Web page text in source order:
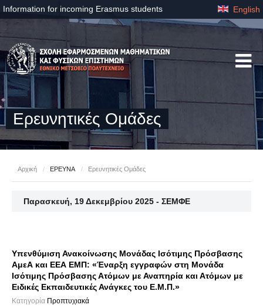
Information for incoming Erasmus students English
Ερευνητικές Ομάδες
Αρχική / ΕΡΕΥΝΑ / Ερευνητικές Ομάδες
Παρασκευή, 19 Δεκεμβρίου 2025 - ΣΕΜΦΕ
Υπενθύμιση Ανακοίνωσης Μονάδας Ισότιμης Πρόσβασης
ΑμεΑ και ΕΕΑ ΕΜΠ: «Έναρξη εγγραφών στη Μονάδα
Ισότιμης Πρόσβασης Ατόμων με Αναπηρία και Ατόμων με
Ειδικές Εκπαιδευτικές Ανάγκες του Ε.Μ.Π.»
Κατηγορία Προπτυχιακά